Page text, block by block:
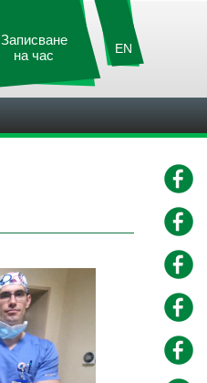
EN
Записване
на час